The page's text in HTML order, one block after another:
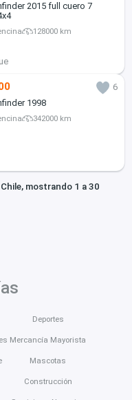
2015 full cuero 7
128000 km
6
1998
342000 km
mostrando 1 a 30
Deportes
Mercancía Mayorista
Mascotas
Construcción